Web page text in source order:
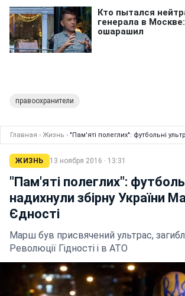
правоохранители
Главная › Жизнь › "Пам'яті полеглих": футбольні
ЖИЗНЬ 13 ноября 2016 · 13:31
"Пам'яті полеглих":
надихнули збірну України
Єдності
Марш був присвячений ультрас,
Революції Гідності і в АТО